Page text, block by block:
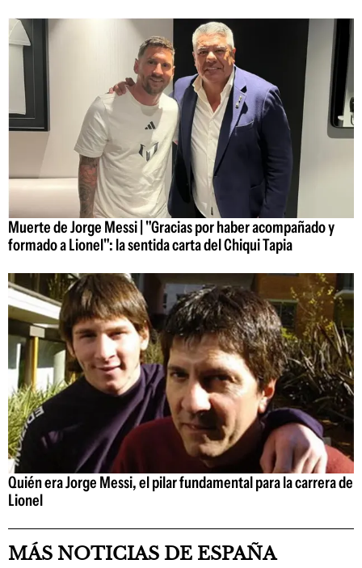
Muerte de Jorge Messi | "Gracias por haber acompañado y
formado a Lionel": la sentida carta del Chiqui Tapia
Quién era Jorge Messi, el pilar fundamental para la carrera de
Lionel
MÁS NOTICIAS DE ESPAÑA